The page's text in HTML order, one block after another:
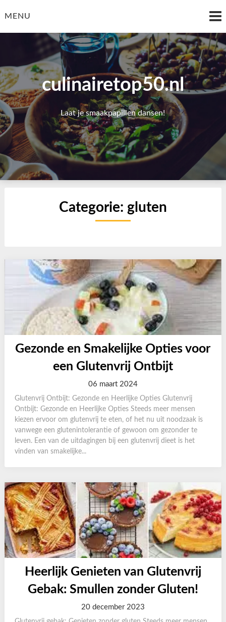
toMENU
culinairetop50.nl
Laat je smaakpapillen dansen!
Categorie: gluten
Gezonde en Smakelijke Opties voor
een Glutenvrij Ontbijt
06 maart 2024
Glutenvrij Ontbijt: Gezonde en Heerlijke Opties Glutenvrij
Ontbijt: Gezonde en Heerlijke Opties Steeds meer mensen
kiezen ervoor om glutenvrij te eten, of het nu uit noodzaak is
vanwege een glutenintolerantie of gewoon om gezonder te
leven. Een van de uitdagingen bij een glutenvrij dieet is het
vinden van smakelijke...
Heerlijk Genieten van Glutenvrij
Gebak: Smullen zonder Gluten!
20 december 2023